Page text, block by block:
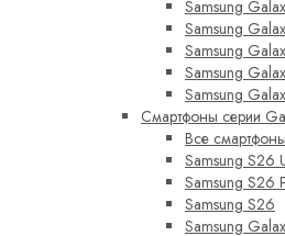
Samsung
Samsung
Samsung
Samsung
Samsung
Смартфоны серии
Все
Samsung S26
Samsung S26
Samsung S26
Samsung